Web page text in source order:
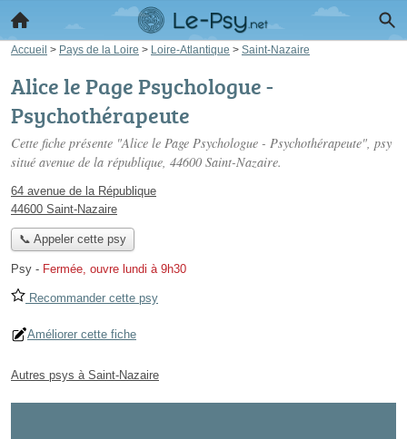
Accueil > Pays de la Loire > Loire-Atlantique > Saint-Nazaire
Alice le Page Psychologue -
Psychothérapeute
Cette fiche présente "Alice le Page Psychologue - Psychothérapeute", psy
situé avenue de la république, 44600 Saint-Nazaire.
64 avenue de la République
44600 Saint-Nazaire
📞 Appeler cette psy
Psy - Fermée, ouvre lundi à 9h30
Recommander cette psy
Améliorer cette fiche
Autres psys à Saint-Nazaire